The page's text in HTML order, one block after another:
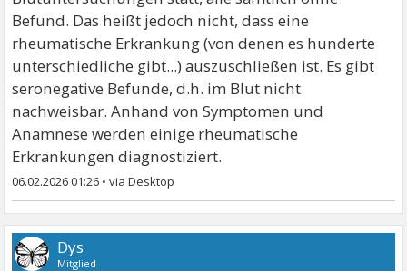
Befund. Das heißt jedoch nicht, dass eine
rheumatische Erkrankung (von denen es hunderte
unterschiedliche gibt...) auszuschließen ist. Es gibt
seronegative Befunde, d.h. im Blut nicht
nachweisbar. Anhand von Symptomen und
Anamnese werden einige rheumatische
Erkrankungen diagnostiziert.
06.02.2026 01:26 •
Dys
Mitglied